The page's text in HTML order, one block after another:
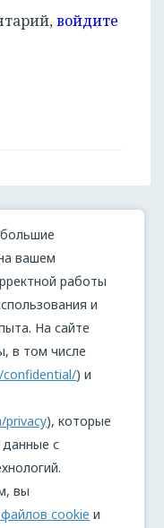
войдите
вашем
работы
и
На сайте
в том числе
confidential/) и
privacy), которые
с
вы
cookie и